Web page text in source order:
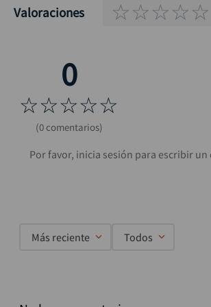
Valoraciones ☆☆☆☆☆
☆☆☆☆☆
(0 comentarios)
Más reciente Todos